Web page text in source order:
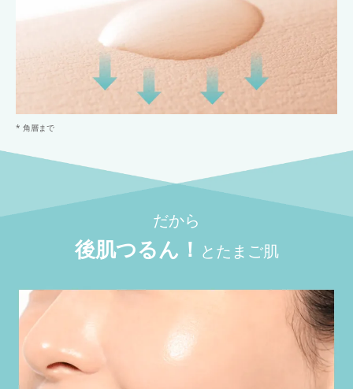
* 角層まで
だから
後肌つるん！ とたまご肌